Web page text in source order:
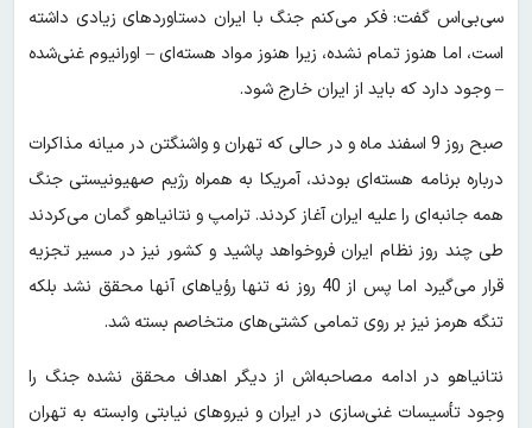
سی‌بی‌اس گفت: فکر می‌کنم جنگ با ایران دستاوردهای زیادی داشته
است، اما هنوز تمام نشده، زیرا هنوز مواد هسته‌ای – اورانیوم غنی‌شده
– وجود دارد که باید از ایران خارج شود.
صبح روز 9 اسفند ماه و در حالی که تهران و واشنگتن در میانه مذاکرات
درباره برنامه هسته‌ای بودند، آمریکا به همراه رژیم صهیونیستی جنگ
همه جانبه‌ای را علیه ایران آغاز کردند. ترامپ و نتانیاهو گمان می‌کردند
طی چند روز نظام ایران فروخواهد پاشید و کشور نیز در مسیر تجزیه
قرار می‌گیرد اما پس از 40 روز نه تنها رؤیاهای آنها محقق نشد بلکه
تنگه هرمز نیز بر روی تمامی کشتی‌های متخاصم بسته شد.
نتانیاهو در ادامه مصاحبه‌اش از دیگر اهداف محقق نشده جنگ را
وجود تأسیسات غنی‌سازی در ایران و نیروهای نیابتی وابسته به تهران